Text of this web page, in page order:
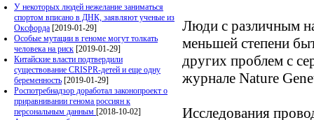
У некоторых людей нежелание заниматься
спортом вписано в ДНК, заявляют ученые из
Оксфорда [2019-01-29]
Особые мутации в геноме могут толкать
человека на риск [2019-01-29]
Китайские власти подтвердили
существование CRISPR-детей и еще одну
беременность [2019-01-29]
Роспотребнадзор доработал законопроект о
приравнивании генома россиян к
персональным данным [2018-10-02]
Люди с различным
меньшей степени
других проблем с
журнале Nature
Исследования